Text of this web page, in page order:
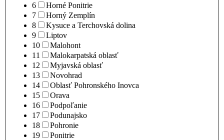
6
Horné Ponitrie
7
Horný Zemplín
8
Kysuce a Terchovská dolina
9
Liptov
10
Malohont
11
Malokarpatská oblasť
12
Myjavská oblasť
13
Novohrad
14
Oblasť Pohronského Inovca
15
Orava
16
Podpoľanie
17
Podunajsko
18
Pohronie
19
Ponitrie